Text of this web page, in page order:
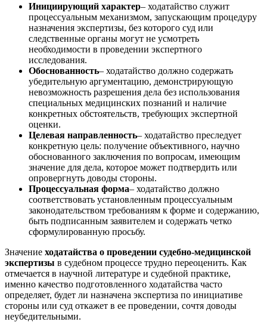
Инициирующий характер– ходатайство служит
процессуальным механизмом, запускающим процедуру
назначения экспертизы, без которого суд или
следственные органы могут не усмотреть
необходимости в проведении экспертного
исследования.
Обоснованность– ходатайство должно содержать
убедительную аргументацию, демонстрирующую
невозможность разрешения дела без использования
специальных медицинских познаний и наличие
конкретных обстоятельств, требующих экспертной
оценки.
Целевая направленность– ходатайство преследует
конкретную цель: получение объективного, научно
обоснованного заключения по вопросам, имеющим
значение для дела, которое может подтвердить или
опровергнуть доводы стороны.
Процессуальная форма– ходатайство должно
соответствовать установленным процессуальным
законодательством требованиям к форме и содержанию,
быть подписанным заявителем и содержать четко
сформулированную просьбу.
Значение ходатайства о проведении судебно-медицинской
экспертизы в судебном процессе трудно переоценить. Как
отмечается в научной литературе и судебной практике,
именно качество подготовленного ходатайства часто
определяет, будет ли назначена экспертиза по инициативе
стороны или суд откажет в ее проведении, сочтя доводы
неубедительными.